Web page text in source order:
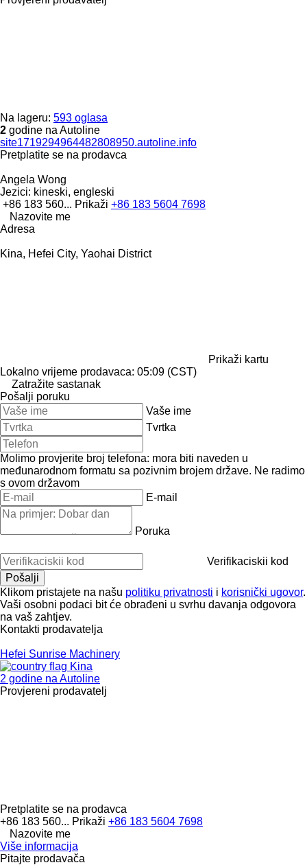
Na lageru: 593 oglasa
2 godine na Autoline
site1719294964482808950.autoline.info
Pretplatite se na prodavca
Angela Wong
Jezici: kineski, engleski
+86 183 560... Prikaži +86 183 5604 7698
Nazovite me
Adresa
Kina, Hefei City, Yaohai District
Prikaži kartu
Lokalno vrijeme prodavaca: 05:09 (CST)
Zatražite sastanak
Pošalji poruku
Vaše ime
Tvrtka
Molimo provjerite broj telefona: mora biti naveden u
međunarodnom formatu sa pozivnim brojem države. Ne radimo
s ovom državom
E-mail
Poruka
Verifikaciskii kod
Klikom pristajete na našu politiku privatnosti i korisnički ugovor.
Vaši osobni podaci bit će obrađeni u svrhu davanja odgovora
na vaš zahtjev.
Kontakti prodavatelja
Hefei Sunrise Machinery
Kina
2 godine na Autoline
Provjereni prodavatelj
Pretplatite se na prodavca
+86 183 560... Prikaži +86 183 5604 7698
Nazovite me
Više informacija
Pitajte prodavača